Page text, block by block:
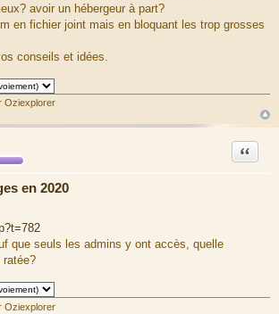
avoir un hébergeur à part?
en fichier joint mais en bloquant les trop grosses
conseils et idées.
Oziexplorer
en 2020
Citation
que seuls les admins y ont accès, quelle
ratée?
Oziexplorer